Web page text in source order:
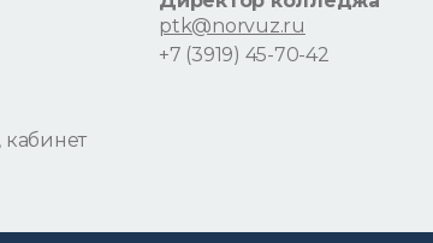
ptk@norvuz.ru
+7 (3919) 45-70-42